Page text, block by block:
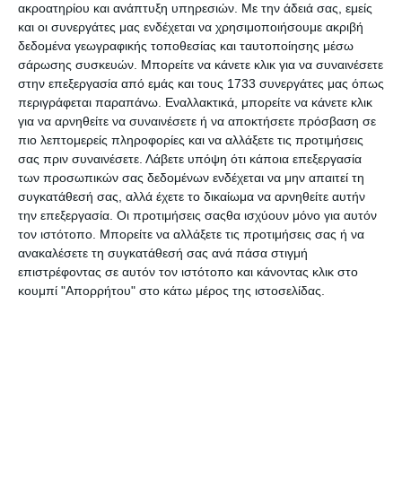
ακροατηρίου και ανάπτυξη υπηρεσιών. Με την άδειά σας, εμείς
και οι συνεργάτες μας ενδέχεται να χρησιμοποιήσουμε ακριβή
δεδομένα γεωγραφικής τοποθεσίας και ταυτοποίησης μέσω
σάρωσης συσκευών. Μπορείτε να κάνετε κλικ για να συναινέσετε
στην επεξεργασία από εμάς και τους 1733 συνεργάτες μας όπως
περιγράφεται παραπάνω. Εναλλακτικά, μπορείτε να κάνετε κλικ
για να αρνηθείτε να συναινέσετε ή να αποκτήσετε πρόσβαση σε
πιο λεπτομερείς πληροφορίες και να αλλάξετε τις προτιμήσεις
σας πριν συναινέσετε. Λάβετε υπόψη ότι κάποια επεξεργασία
των προσωπικών σας δεδομένων ενδέχεται να μην απαιτεί τη
συγκατάθεσή σας, αλλά έχετε το δικαίωμα να αρνηθείτε αυτήν
την επεξεργασία. Οι προτιμήσεις σαςθα ισχύουν μόνο για αυτόν
τον ιστότοπο. Μπορείτε να αλλάξετε τις προτιμήσεις σας ή να
ανακαλέσετε τη συγκατάθεσή σας ανά πάσα στιγμή
επιστρέφοντας σε αυτόν τον ιστότοπο και κάνοντας κλικ στο
κουμπί "Απορρήτου" στο κάτω μέρος της ιστοσελίδας.
Λίγα τεμάχια διαθέσιμα!
22,90€
Λίγα τεμάχια διαθέσιμα!
32,90€